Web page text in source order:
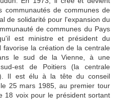
communautés de communes de
de solidarité pour l'expansion du
de communes du Pays
est ministre et président du
la création de la centrale
le sud de la Vienne, à une
est de Poitiers (la centrale
Il est élu à la tête du conseil
25 mars 1985, au premier tour
18 voix pour le président sortant